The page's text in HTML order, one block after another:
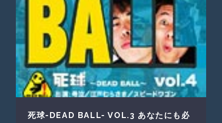
死球-DEAD BALL- VOL.3 あなたにも必